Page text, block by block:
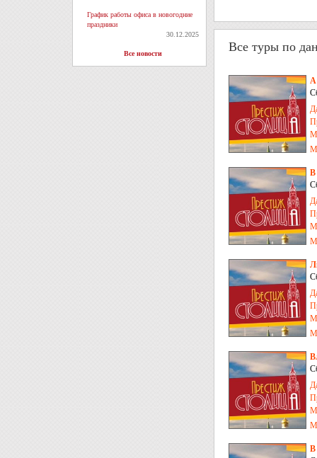
График работы офиса в новогодние
праздники
30.12.2025
Все новости Все туры по
А
В
В